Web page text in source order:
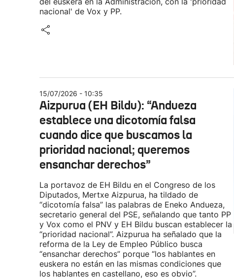
nacional' de Vox y PP.
15/07/2026 - 10:35
Aizpurua (EH Bildu): “Andueza
establece una dicotomía falsa
cuando dice que buscamos la
prioridad nacional; queremos
ensanchar derechos”
La portavoz de EH Bildu en el Congreso de los
Diputados, Mertxe Aizpurua, ha tildado de
“dicotomía falsa” las palabras de Eneko Andueza,
secretario general del PSE, señalando que tanto PP
y Vox como el PNV y EH Bildu buscan establecer la
“prioridad nacional”. Aizpurua ha señalado que la
reforma de la Ley de Empleo Público busca
“ensanchar derechos” porque “los hablantes en
euskera no están en las mismas condiciones que
los hablantes en castellano, eso es obvio”.